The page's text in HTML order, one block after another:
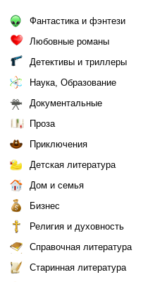
Фантастика и фэнтези
Любовные романы
Детективы и триллеры
Наука, Образование
Документальные
Проза
Приключения
Детская литература
Дом и семья
Бизнес
Религия и духовность
Справочная литература
Старинная литература